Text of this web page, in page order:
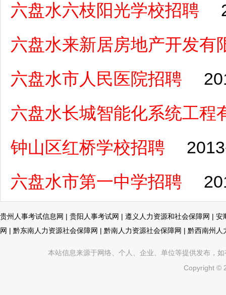
六盘水六枝阳光学校招聘
六盘水来新居房地产开发有
六盘水市人民医院招聘
六盘水长城智能化系统工程
钟山区红桥学校招聘
六盘水市第一中学招聘
贵州人事考试信息网 | 贵阳人事考试网 | 遵义人力资源和社会保障网 | 安
网 | 黔东南人力资源社会保障网 | 黔南人力资源社会保障网 | 黔西南州人
本站信息来源于网络、个人、企业、单位等提供发布，
Copyright ©